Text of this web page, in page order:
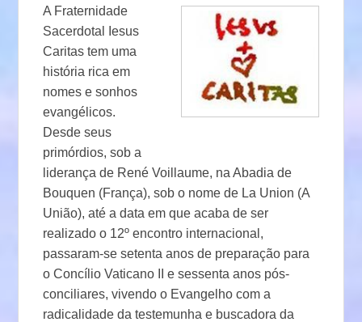
A Fraternidade
Sacerdotal Iesus
Caritas tem uma
história rica em
nomes e sonhos
evangélicos.
Desde seus
primórdios, sob a
liderança de René Voillaume, na Abadia de
Bouquen (França), sob o nome de La Union (A
União), até a data em que acaba de ser
realizado o 12º encontro internacional,
passaram-se setenta anos de preparação para
o Concílio Vaticano II e sessenta anos pós-
conciliares, vivendo o Evangelho com a
radicalidade da testemunha e buscadora da